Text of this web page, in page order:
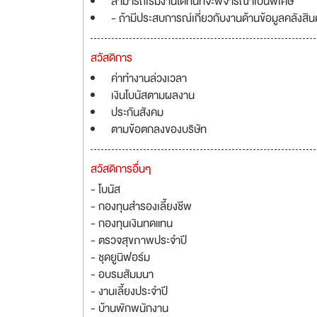
- ถ้ามีประสบการณ์เกี่ยวกับงานด้านข้อมูลคลังสิ
สวัสดิการ
ค่าทำงานล่วงเวลา
เงินโบนัสตามผลงาน
ประกันสังคม
ตามข้อตกลงของบริษัท
สวัสดิการอื่นๆ
- โบนัส
- กองทุนสำรองเลี้ยงชีพ
- กองทุนเงินทดแทน
- ตรวจสุขภาพประจำปี
- ชุดยูนิฟอร์ม
- อบรมสัมมนา
- งานเลี้ยงประจำปี
- บ้านพักพนักงาน